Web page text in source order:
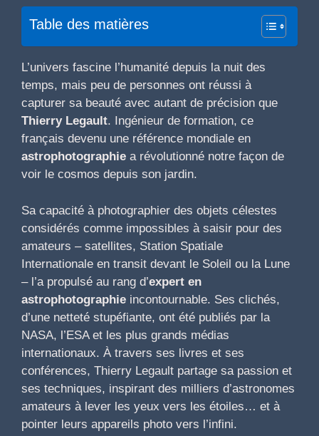
Table des matières
L’univers fascine l’humanité depuis la nuit des
temps, mais peu de personnes ont réussi à
capturer sa beauté avec autant de précision que
Thierry Legault. Ingénieur de formation, ce
français devenu une référence mondiale en
astrophotographie a révolutionné notre façon de
voir le cosmos depuis son jardin.
Sa capacité à photographier des objets célestes
considérés comme impossibles à saisir pour des
amateurs – satellites, Station Spatiale
Internationale en transit devant le Soleil ou la Lune
– l’a propulsé au rang d’expert en
astrophotographie incontournable. Ses clichés,
d’une netteté stupéfiante, ont été publiés par la
NASA, l’ESA et les plus grands médias
internationaux. À travers ses livres et ses
conférences, Thierry Legault partage sa passion et
ses techniques, inspirant des milliers d’astronomes
amateurs à lever les yeux vers les étoiles… et à
pointer leurs appareils photo vers l’infini.